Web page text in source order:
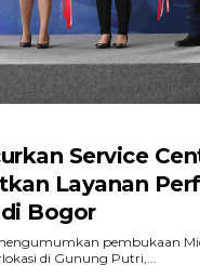
Service
Layanan
Bogor
pembukaan
di Gunung Putri,...